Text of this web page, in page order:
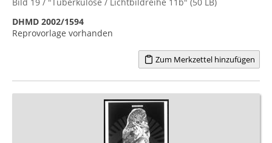
DHMD 2002/1594
Reprovorlage vorhanden
Zum Merkzettel hinzufügen